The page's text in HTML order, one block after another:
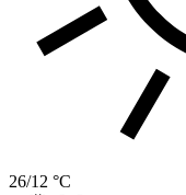
26/12 °C